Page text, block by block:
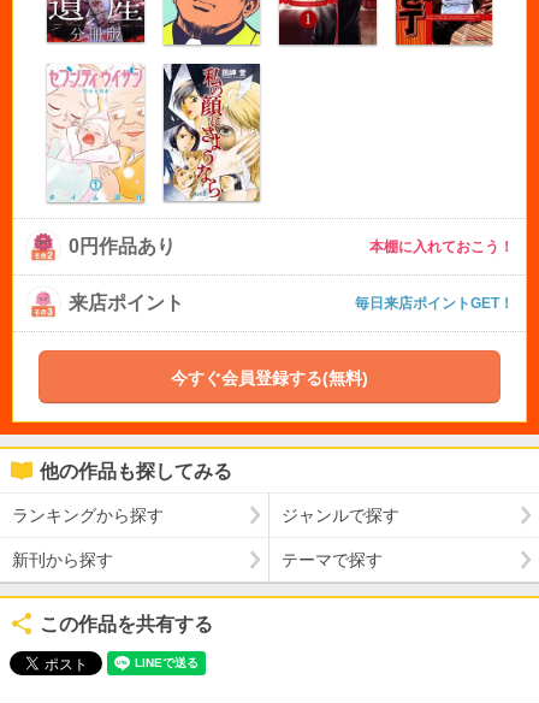
0円作品あり 本棚に入れておこう！
来店ポイント 毎日来店ポイントGET！
今すぐ会員登録する(無料)
他の作品も探してみる
ランキングから探す ジャンルで探す
新刊から探す テーマで探す
この作品を共有する